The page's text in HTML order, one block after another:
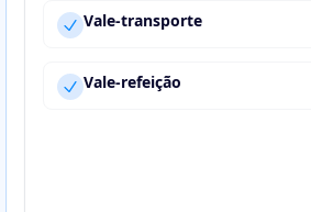
Vale-transporte
Vale-refeição